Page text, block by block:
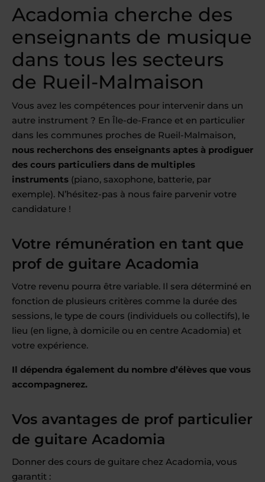
Acadomia cherche des
enseignants de musique
dans tous les secteurs
de Rueil-Malmaison
Vous avez les compétences pour intervenir dans un
autre instrument ? En Île-de-France et en particulier
dans les communes proches de Rueil-Malmaison,
nous recherchons des enseignants aptes à prodiguer
des cours particuliers dans de multiples
instruments (piano, saxophone, batterie, par
exemple). N’hésitez-pas à nous faire parvenir votre
candidature !
Votre rémunération en tant que
prof de guitare Acadomia
Votre revenu pourra être variable. Il sera déterminé en
fonction de plusieurs critères comme la durée des
sessions, le type de cours (individuels ou collectifs), le
lieu (en ligne, à domicile ou en centre Acadomia) et
votre expérience.
Il dépendra également du nombre d’élèves que vous
accompagnerez.
Vos avantages de prof particulier
de guitare Acadomia
Donner des cours de guitare chez Acadomia, vous
garantit :